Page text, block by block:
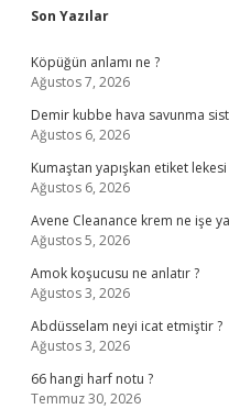
Sidebar
Son Yazılar
Köpüğün anlamı ne ?
Ağustos 7, 2026
Demir kubbe hava savunma
Ağustos 6, 2026
Kumaştan yapışkan etiket lekesi
Ağustos 6, 2026
Avene Cleanance krem ne işe
Ağustos 5, 2026
Amok koşucusu ne anlatır ?
Ağustos 3, 2026
Abdüsselam neyi icat etmiştir ?
Ağustos 3, 2026
66 hangi harf notu ?
Temmuz 30, 2026